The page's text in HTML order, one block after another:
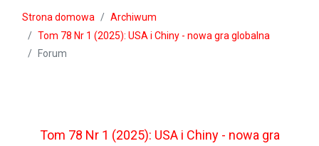
Strona domowa
Archiwum
Tom 78 Nr 1 (2025): USA i Chiny - nowa gra globalna
Forum
Tom 78 Nr 1 (2025): USA i Chiny - nowa gra